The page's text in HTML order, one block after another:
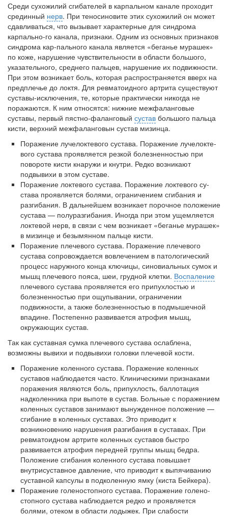
Среди сухожилий сгибателей в карпальном канале проходит
срединный нерв. При теносиновите этих сухожилий он может
сдавливаться, что вызывает характерные для синдрома
карпально-го канала, признаки. Одним из основных признаков
синдрома кар-пального канала является «беганье мурашек»
по коже, нарушение чувствительности в области большого,
указательного, среднего пальцев, нарушение их подвижности.
При этом возникает боль, ко­торая распространяется вверх на
предплечье до локтя. Для ревма­тоидного артрита существуют
суставы-исключения, те, которые практически никогда не
поражаются. К ним относятся: нижние межфаланговые
суставы, первый пястно-фаланговый сустав боль­шого пальца
кисти, верхний межфаланговын сустав мизинца.
Поражение лучелоктевого сустава. Поражение лучелокте-
вого сустава проявляется резкой болезненностью при
повороте ки­сти кнаружи и кнутри. Редко возникают
подвывихи в этом суставе.
Поражение локтевого сустава. Поражение локтевого су­
става проявляется болями, ограничением сгибания и
разгибания. В дальнейшем возникает порочное положение
сустава — полу­разгибания. Иногда при этом ущемляется
локтевой нерв, в связи с чем возникает «беганье мурашек»
в мизинце и безымянном пальце кисти.
Поражение плечевого сустава. Поражение плечевого
сустава сопровождается вовлечением в патологический
процесс наружного конца ключицы, синовиальных сумок и
мышц плечевого пояса, шеи, грудной клетки. Воспаление
плечевого сустава проявляется его припухлостью и
болезненностью при ощупывании, ограниче­нии
подвижности, а также болезненностью в подмышечной
впади­не. Постепенно развивается атрофия мышц,
окружающих сустав.
Так как суставная сумка плечевого сустава ослаблена,
возможны вывихи и подвывихи головки плечевой кости.
Поражение коленного сустава. Поражение коленных
суста­вов наблюдается часто. Клиническими признаками
поражения яв­ляются боль, припухлость, баллотация
надколенника при выпоте в сустав. Больные с поражением
коленных суставов занимают вы­нужденное положение —
сгибание в коленных суставах. Это при­водит к
возникновению нарушения разгибания в суставах. При
ревматоидном артрите коленных суставов быстро
развивается атрофия передней группы мышц бедра.
Положение сгибания ко­ленного сустава повышает
внутрисуставное давление, что приво­дит к выпячиванию
суставной капсулы в подколенную ямку (киста Бейкера).
Поражение голеностопного сустава. Поражение голено­
стопного сустава наблюдается редко и проявляется
болями, отеком в области лодыжек. При слабости